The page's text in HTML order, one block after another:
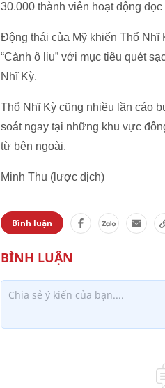
30.000 thành viên hoạt động
Động thái của Mỹ khiến Thổ Nhĩ
“Cành ô liu” với mục tiêu quét
Nhĩ Kỳ.
Thổ Nhĩ Kỳ cũng nhiều lần cáo
soát ngay tại những khu vực
từ bên ngoài.
Minh Thu (lược dịch)
Bình luận